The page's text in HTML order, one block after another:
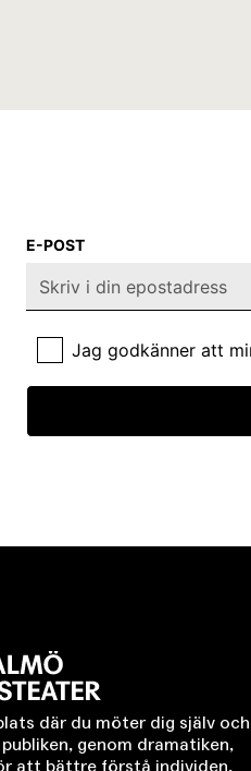
E-POST
Jag godkänner att
där du möter dig själv och
genom dramatiken,
att bättre förstå individen,